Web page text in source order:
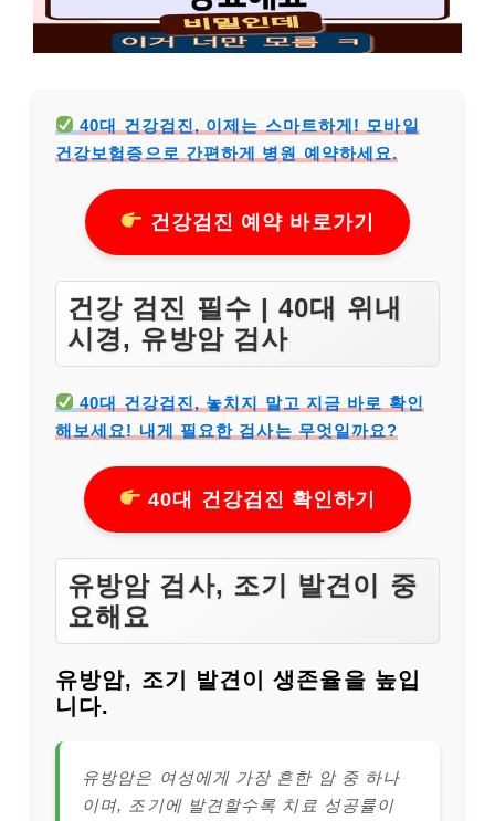
40대 건강검진, 이제는 스마트하게! 모바일
건강보험증으로 간편하게 병원 예약하세요.
건강검진 예약 바로가기
건강 검진 필수 | 40대 위내
시경, 유방암 검사
40대 건강검진, 놓치지 말고 지금 바로 확인
해보세요! 내게 필요한 검사는 무엇일까요?
40대 건강검진 확인하기
유방암 검사, 조기 발견이 중
요해요
유방암, 조기 발견이 생존율을 높입
니다.
유방암은 여성에게 가장 흔한 암 중 하나
이며, 조기에 발견할수록 치료 성공률이